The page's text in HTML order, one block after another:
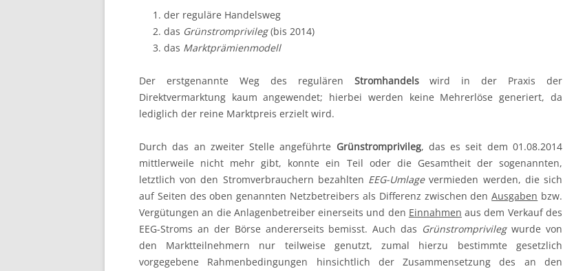
der reguläre Handelsweg
das Grünstromprivileg(bis 2014)
das Marktprämienmodell
Der erstgenannte Weg des regulären Stromhandelswird in der Praxis der
Direktvermarktung kaum angewendet; hierbei werden keine Mehrerlöse generiert, da
lediglich der reine Marktpreis erzielt wird.
Durch das an zweiter Stelle angeführte Grünstromprivileg, das es seit dem 01.08.2014
mittlerweile nicht mehr gibt, konnte ein Teil oder die Gesamtheit der sogenannten,
letztlich von den Stromverbrauchern bezahlten EEG-Umlagevermieden werden, die sich
auf Seiten des oben genannten Netzbetreibers als Differenz zwischen denAusgaben bzw.
Vergütungen an die Anlagenbetreiber einerseits und den Einnahmen aus dem Verkauf des
EEG-Stroms an der Börse andererseits bemisst. Auch das Grünstromprivilegwurde von
den Marktteilnehmern nur teilweise genutzt, zumal hierzu bestimmte gesetzlich
vorgegebene Rahmenbedingungen hinsichtlich der Zusammensetzung des an den